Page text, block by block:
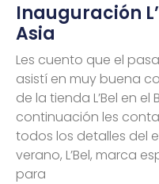
Inauguración
Asia
Les cuento que el
asistí en muy buena
de la tienda L’Bel en
continuación les
todos los detalles del
verano, L’Bel, marca
para